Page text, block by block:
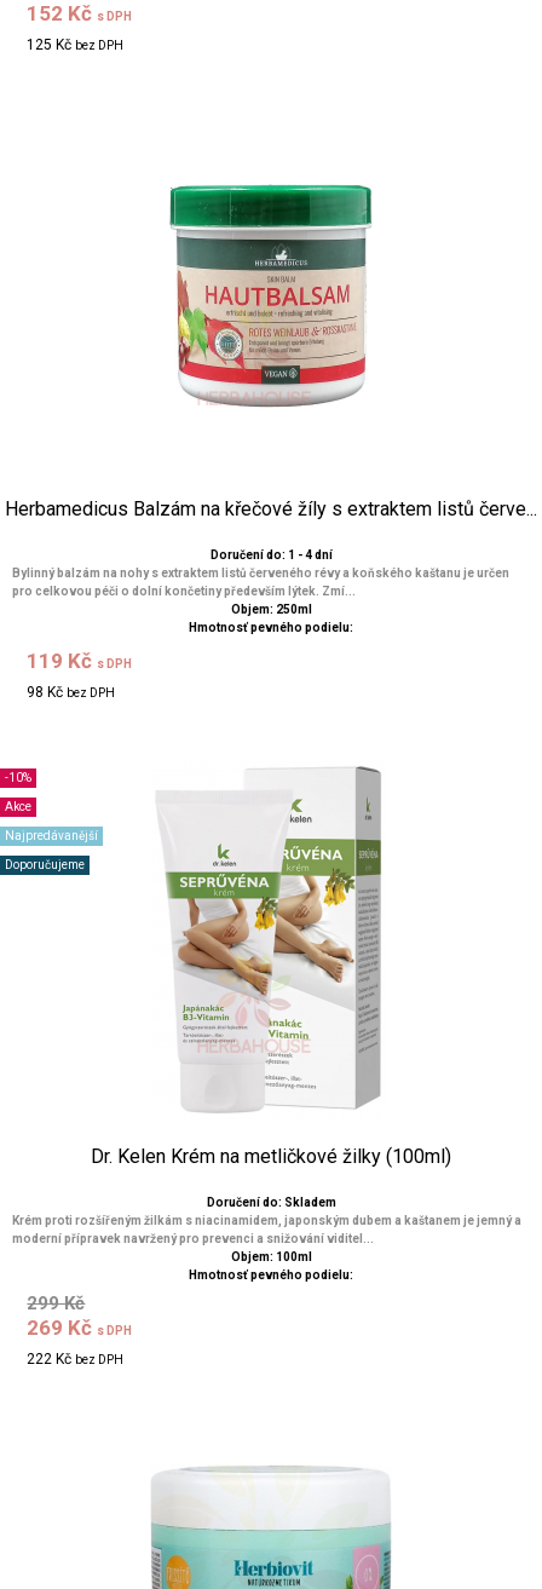
152 Kč s DPH
125 Kč bez DPH
Herbamedicus Balzám na křečové žíly s extraktem listů červe...
Doručení do: 1 - 4 dní
Bylinný balzám na nohy s extraktem listů červeného révy a koňského kaštanu je určen
pro celkovou péči o dolní končetiny především lýtek. Zmí...
Objem: 250ml
Hmotnosť pevného podielu:
119 Kč s DPH
98 Kč bez DPH
-10%
Akce
Najpredávanější
Doporučujeme
Dr. Kelen Krém na metličkové žilky (100ml)
Doručení do: Skladem
Krém proti rozšířeným žilkám s niacinamidem, japonským dubem a kaštanem je jemný a
moderní přípravek navržený pro prevenci a snižování viditel...
Objem: 100ml
Hmotnosť pevného podielu:
299 Kč
269 Kč s DPH
222 Kč bez DPH